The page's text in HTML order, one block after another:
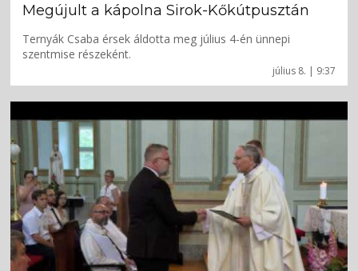
július 8. | 9:37
Megújult a kápolna Sirok-Kőkútpusztán
Ternyák Csaba érsek áldotta meg július 4-én ünnepi
szentmise részeként.